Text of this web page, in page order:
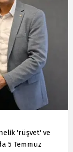
'rüşvet' ve
5 Temmuz